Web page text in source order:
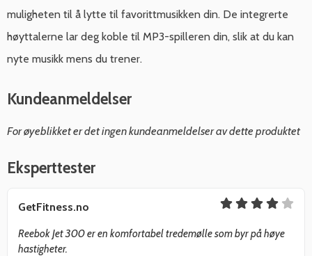
muligheten til å lytte til favorittmusikken din. De integrerte
høyttalerne lar deg koble til MP3-spilleren din, slik at du kan
nyte musikk mens du trener.
Kundeanmeldelser
For øyeblikket er det ingen kundeanmeldelser av dette produktet
Eksperttester
GetFitness.no
Reebok Jet 300 er en komfortabel tredemølle som byr på høye
hastigheter.